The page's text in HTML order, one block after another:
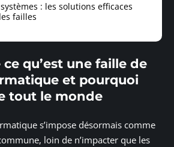
: les solutions efficaces
failles
qu’est une faille de
et pourquoi
tout le monde
s’impose désormais comme
loin de n’impacter que les